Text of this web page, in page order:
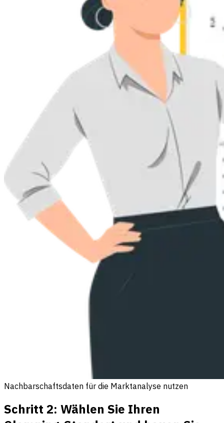
Nachbarschaftsdaten für die Marktanalyse nutzen
Schritt 2: Wählen Sie Ihren